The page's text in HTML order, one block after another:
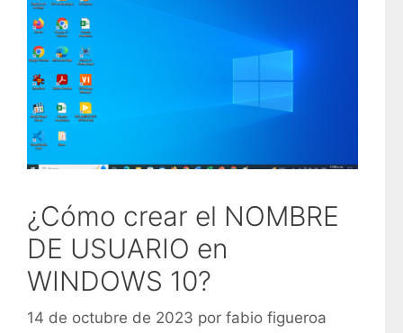
¿Cómo crear el NOMBRE
DE USUARIO en
WINDOWS 10?
14 de octubre de 2023 por fabio figueroa